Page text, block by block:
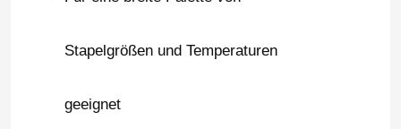
Stapelgrößen und Temperaturen
geeignet